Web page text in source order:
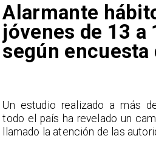
Alarmante
jóvenes de 13 a
según encuesta
Un estudio realizado a más
todo el país ha revelado un
llamado la atención de las